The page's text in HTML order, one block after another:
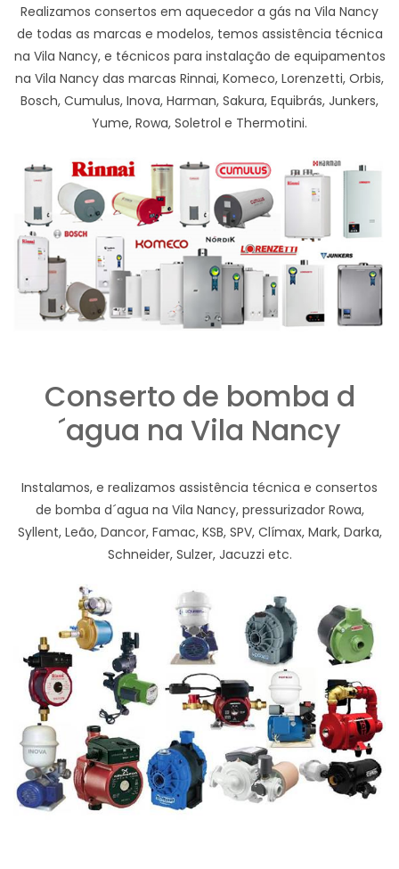
Realizamos consertos em aquecedor a gás na Vila Nancy
de todas as marcas e modelos, temos assistência técnica
na Vila Nancy, e técnicos para instalação de equipamentos
na Vila Nancy das marcas Rinnai, Komeco, Lorenzetti, Orbis,
Bosch, Cumulus, Inova, Harman, Sakura, Equibrás, Junkers,
Yume, Rowa, Soletrol e Thermotini.
Conserto de bomba d
´agua na Vila Nancy
Instalamos, e realizamos assistência técnica e consertos
de bomba d´agua na Vila Nancy, pressurizador Rowa,
Syllent, Leão, Dancor, Famac, KSB, SPV, Clímax, Mark, Darka,
Schneider, Sulzer, Jacuzzi etc.